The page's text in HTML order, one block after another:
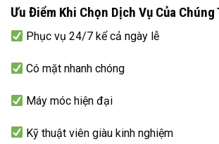
Ưu Điểm Khi Chọn Dịch Vụ Của Chúng
Phục vụ 24/7 kể cả ngày lễ
Có mặt nhanh chóng
Máy móc hiện đại
Kỹ thuật viên giàu kinh nghiệm